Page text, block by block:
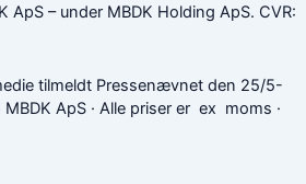
ApS – under MBDK Holding ApS. CVR:
tilmeldt Pressenævnet den 25/5-
ApS · Alle priser er ex moms ·